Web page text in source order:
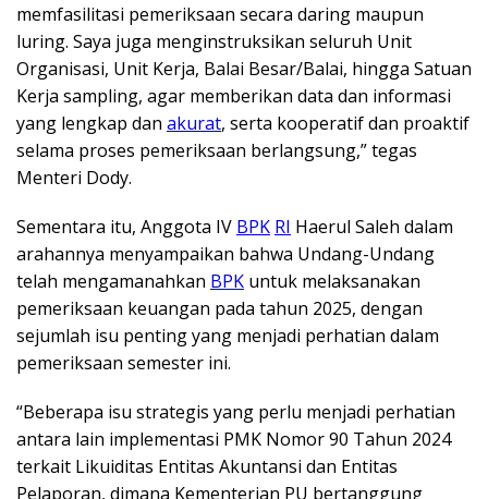
memfasilitasi pemeriksaan secara daring maupun
luring. Saya juga menginstruksikan seluruh Unit
Organisasi, Unit Kerja, Balai Besar/Balai, hingga Satuan
Kerja sampling, agar memberikan data dan informasi
yang lengkap dan akurat, serta kooperatif dan proaktif
selama proses pemeriksaan berlangsung,” tegas
Menteri Dody.
Sementara itu, Anggota IV BPK RI Haerul Saleh dalam
arahannya menyampaikan bahwa Undang-Undang
telah mengamanahkan BPK untuk melaksanakan
pemeriksaan keuangan pada tahun 2025, dengan
sejumlah isu penting yang menjadi perhatian dalam
pemeriksaan semester ini.
“Beberapa isu strategis yang perlu menjadi perhatian
antara lain implementasi PMK Nomor 90 Tahun 2024
terkait Likuiditas Entitas Akuntansi dan Entitas
Pelaporan, dimana Kementerian PU bertanggung